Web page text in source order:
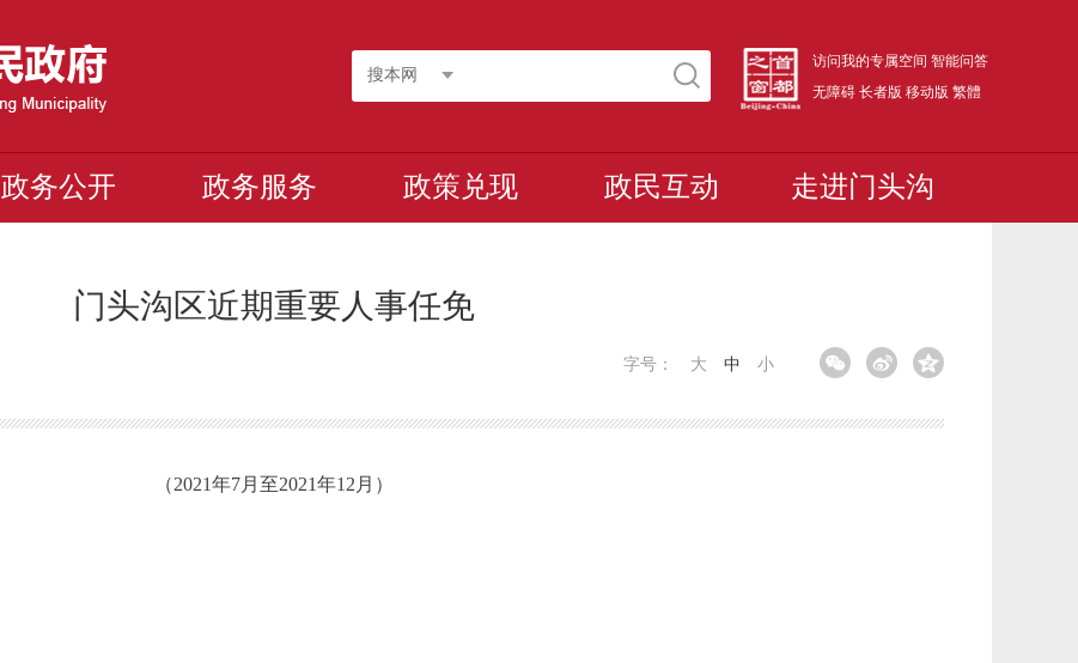
搜本网
访问我的专属空间 智能问答
无障碍 长者版 移动版 繁體
政务公开 政务服务 政策兑现 政民互动 走进门头沟
门头沟区近期重要人事任免
字号： 大 中 小
（2021年7月至2021年12 月 ）